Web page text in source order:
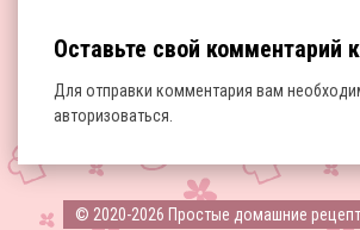
Оставьте свой комментарий
Для отправки комментария вам
авторизоваться
© 2020-2026 Простые домашние